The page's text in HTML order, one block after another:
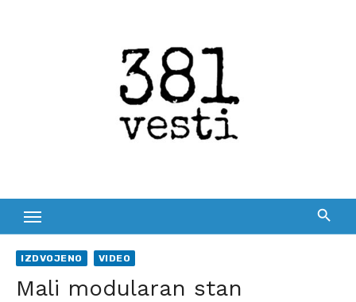
IZDVOJENO VIDEO
Mali modularan stan